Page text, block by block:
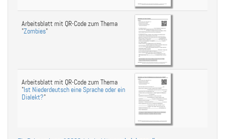
Arbeitsblatt mit QR-Code zum Thema
"Zombies"
Arbeitsblatt mit QR-Code zum Thema
"Ist Niederdeutsch eine Sprache oder ein
Dialekt?"